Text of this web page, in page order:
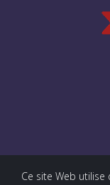
Ce site Web